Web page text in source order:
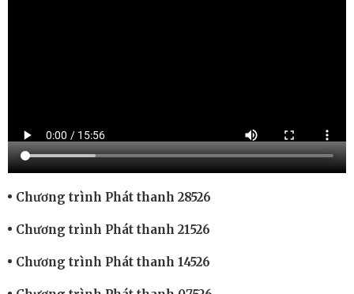
Chương trình Phát thanh 28526
Chương trình Phát thanh 21526
Chương trình Phát thanh 14526